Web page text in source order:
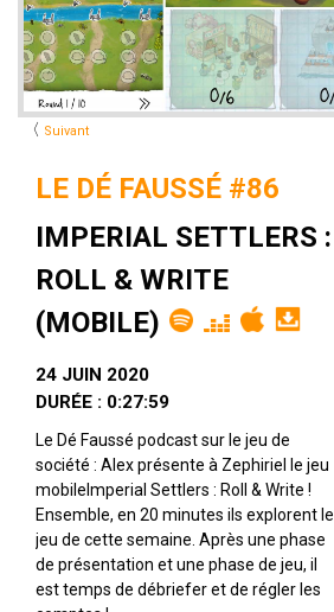
〈 Suivant
LE DÉ FAUSSÉ #86
IMPERIAL SETTLERS :
ROLL & WRITE
(MOBILE)
24 JUIN 2020
DURÉE : 0:27:59
Le Dé Faussé podcast sur le jeu de
société : Alex présente à Zephiriel le jeu
mobileImperial Settlers : Roll & Write !
Ensemble, en 20 minutes ils explorent le
jeu de cette semaine. Après une phase
de présentation et une phase de jeu, il
est temps de débriefer et de régler les